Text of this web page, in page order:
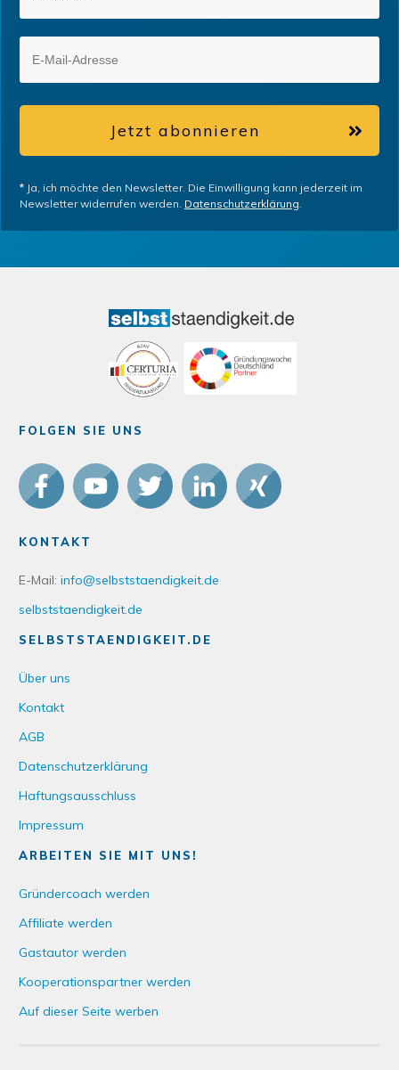
Jetzt abonnieren
* Ja, ich möchte den Newsletter. Die Einwilligung kann jederzeit im
Newsletter widerrufen werden. Datenschutzerklärung.
FOLGEN SIE UNS
KONTAKT
E-Mail: info@selbststaendigkeit.de
selbststaendigkeit.de
SELBSTSTAENDIGKEIT.DE
Über uns
Kontakt
AGB
Datenschutzerklärung
Haftungsausschluss
Impressum
ARBEITEN SIE MIT UNS!
Gründercoach werden
Affiliate werden
Gastautor werden
Kooperationspartner werden
Auf dieser Seite werben